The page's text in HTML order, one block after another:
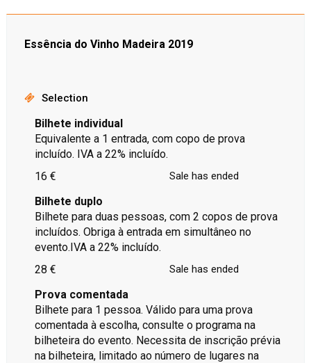
Essência do Vinho Madeira 2019
Selection
Bilhete individual
Equivalente a 1 entrada, com copo de prova
incluído. IVA a 22% incluído.
16 €
Sale has ended
Bilhete duplo
Bilhete para duas pessoas, com 2 copos de prova
incluídos. Obriga à entrada em simultâneo no
evento.IVA a 22% incluído.
28 €
Sale has ended
Prova comentada
Bilhete para 1 pessoa. Válido para uma prova
comentada à escolha, consulte o programa na
bilheteira do evento. Necessita de inscrição prévia
na bilheteira, limitado ao número de lugares na